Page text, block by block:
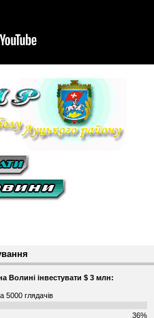
Волині інвестувати $ 3 млн:
5000 глядачів
36%